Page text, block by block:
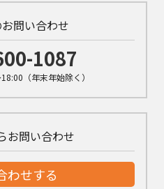
問い合わせ
1087
（年末年始除く）
お問い合わせ
わせする